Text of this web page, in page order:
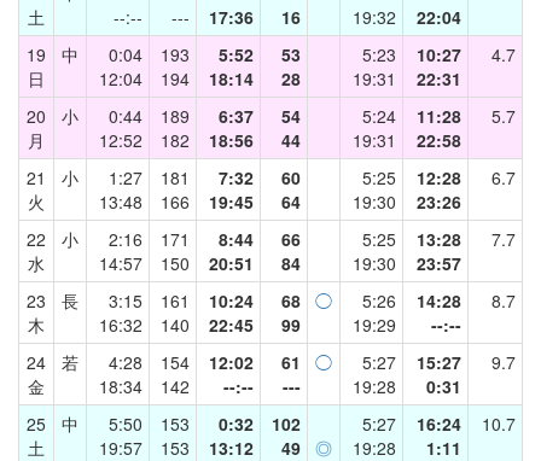
土
--:--
---
17:36
16
19:32
22:04
19
日
中
0:04
12:04
193
194
5:52
18:14
53
28
5:23
19:31
10:27
22:31
4.7
20
月
小
0:44
12:52
189
182
6:37
18:56
54
44
5:24
19:31
11:28
22:58
5.7
21
火
小
1:27
13:48
181
166
7:32
19:45
60
64
5:25
19:30
12:28
23:26
6.7
22
水
小
2:16
14:57
171
150
8:44
20:51
66
84
5:25
19:30
13:28
23:57
7.7
23
木
長
3:15
16:32
161
140
10:24
22:45
68
99
◯
5:26
19:29
14:28
--:--
8.7
24
金
若
4:28
18:34
154
142
12:02
--:--
61
---
◯
5:27
19:28
15:27
0:31
9.7
25
土
中
5:50
19:57
153
153
0:32
13:12
102
49 ◎
5:27
19:28
16:24
1:11
10.7